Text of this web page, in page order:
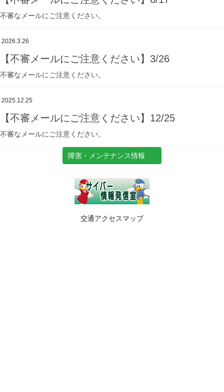
不審なメールにご注意ください。
2026.3.26
【不審メールにご注意ください】3/26
不審なメールにご注意ください。
2025.12.25
【不審メールにご注意ください】12/25
不審なメールにご注意ください。
障害・メンテナンス情報
交通アクセスマップ